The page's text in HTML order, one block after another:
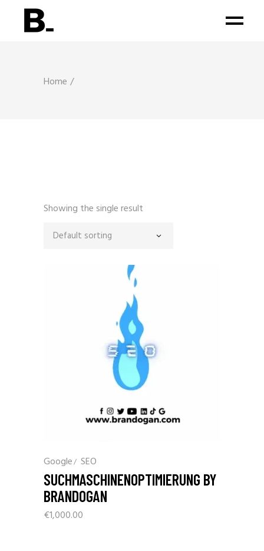
Home
Showing the single result
Default sorting
Google SEO
SUCHMASCHINENOPTIMIERUNG BY
BRANDOGAN
€1,000.00